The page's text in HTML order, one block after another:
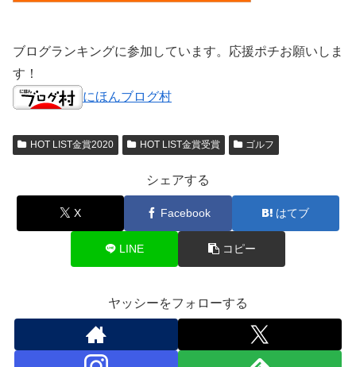
ブログランキングに参加しています。応援ポチお願いしま
す！
にほんブログ村
HOT LIST金賞2020 HOT LIST金賞受賞 ゴルフ
シェアする
X Facebook はてブ
LINE コピー
ヤッシーをフォローする